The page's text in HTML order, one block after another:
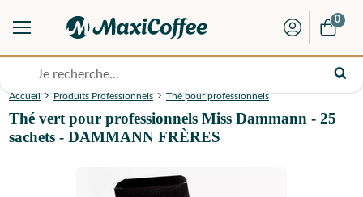
0
Accueil Produits Professionnels Thé pour professionnels
Thé vert pour professionnels Miss Dammann - 25
sachets - DAMMANN FRÈRES